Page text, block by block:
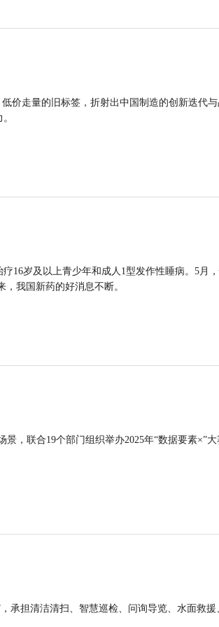
价走量的旧标签，折射出中国制造的创新迭代
16岁及以上青少年和成人1型发作性睡病。5月
我国新药的好消息不断。
，联合19个部门组织举办2025年“数据要素×”大
承担清洁清扫、智慧巡检、问询导览、水面救援